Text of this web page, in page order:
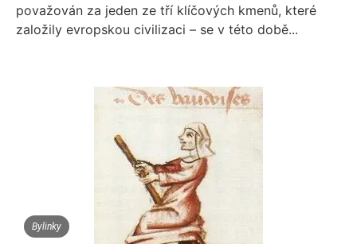
považován za jeden ze tří klíčových kmenů, které
založily evropskou civilizaci – se v této době...
Bylinky